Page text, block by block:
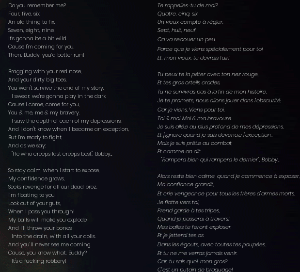
Do you remember me?
Four, five, six,
An old thing to fix.
Seven, eight, nine,
It's gonna be a bit wild.
Cause I'm coming for you,
Then, Buddy, you’d better run!
Bragging with your red nose,
And your dirty big toes,
You won't survive the end of my story.
I swear, we're gonna play in the dark,
Cause I come, come for you,
You & me, me & my bravery.
I saw the depth of each of my depressions.
And I don't know when I became an exception,
But I'm ready to fight,
And as we say:
"He who creeps last creeps best", Bobby...
So stay calm, when I start to expose,
My confidence grows,
Seeks revenge for all our dead broz.
I’m floating to you,
Look out of your guts,
When I pass you through!
My balls will make you explode,
And I’ll throw your bones
Into the drain, with all your dolls.
And you’ll never see me coming.
Cause, you know what, Buddy?
It's a fucking robbery!
Te rappelles-tu de moi?
Quatre, cinq, six,
Un vieux compte à régler.
Sept, huit, neuf,
Ca va secouer un peu.
Parce que je viens spécialement pour toi,
Et, mon vieux, tu devrais fuir!
Tu peux te la péter avec ton nez rouge,
Et tes gros orteils crades,
Tu ne survivras pas à la fin de mon histoire.
Je te promets, nous allons jouer dans l'obscurité,
Car je viens. Viens pour toi.
Toi & moi. Moi & ma bravoure..
Je suis allé.e au plus profond de mes dépressions.
Et j'ignore quand je suis devenu.e l'exception,,
Mais je suis prêt.e au combat,
Et comme on dit:
"Rampera bien qui rampera le dernier", Bobby...
Alors reste bien calme, quand je commence à exposer,
Ma confiance grandit,
Et crie vengeance pour tous les frères d'armes morts.
Je flotte vers toi,
Prend garde à tes tripes,
Quand je passerai à travers!
Mes balles te feront exploser,
Et je jetterai tes os
Dans les égouts, avec toutes tes poupées..
Et tu ne me verras jamais venir.
Car, tu sais quoi, mon gros?
C'est un putain de braquage!